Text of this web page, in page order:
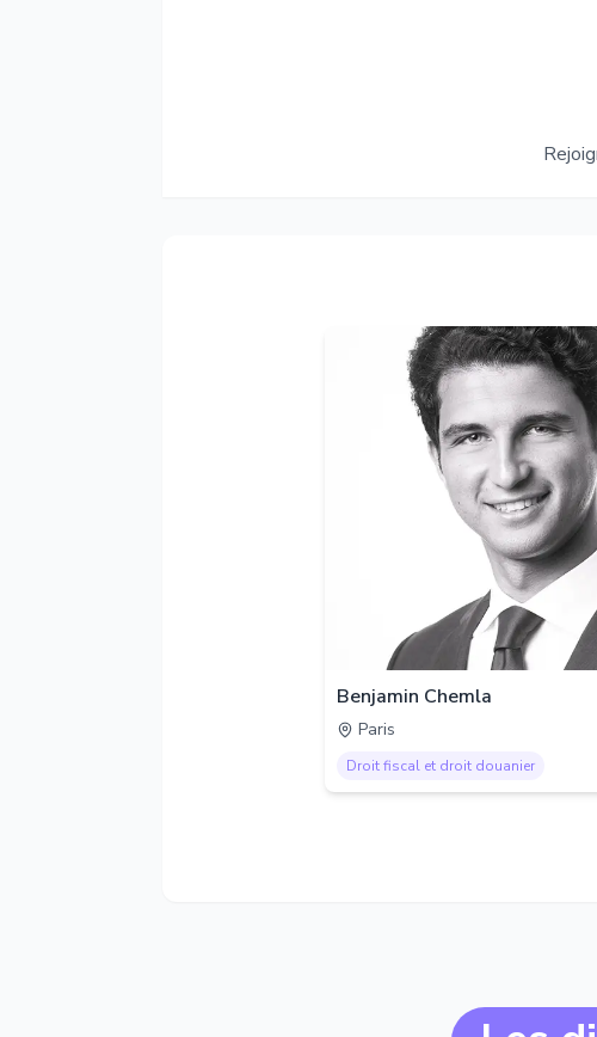
Benjamin Chemla
Paris
Droit fiscal et droit douanier